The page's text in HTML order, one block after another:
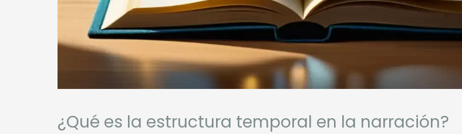
¿Qué es la estructura temporal en la narración?